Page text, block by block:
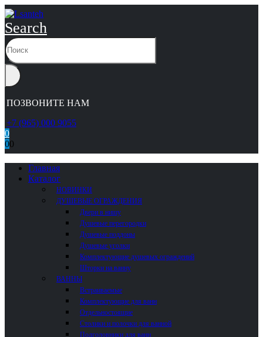
Search
ПОЗВОНИТЕ НАМ
+7 (965) 000 9055
0
00
Главная
Каталог
НОВИНКИ
ДУШЕВЫЕ ОГРАЖДЕНИЯ
Двери в нишу
Душевые перегородки
Душевые поддоны
Душевые уголки
Комплектующие душевых ограждений
Шторки на ванну
ВАННЫ
Встраиваемые
Комплектующие для ванн
Отдельностоящие
Столики и полочки для ванной
Подголовники для ванн